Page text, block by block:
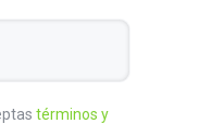
términos y